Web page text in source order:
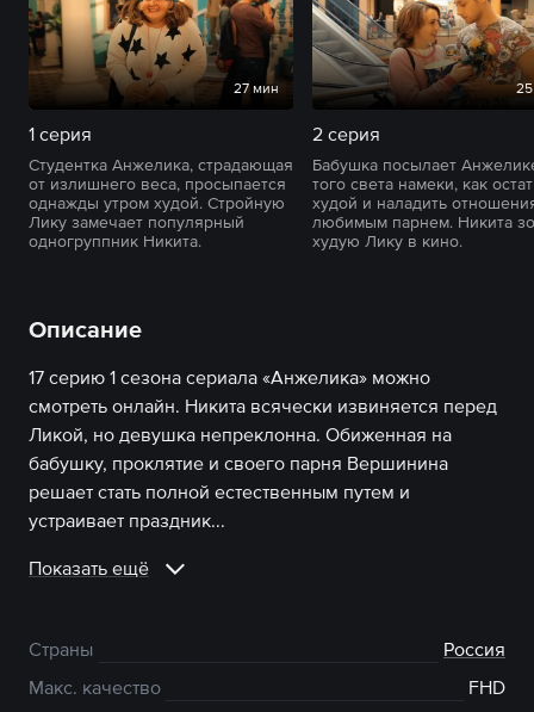
27 мин
1 серия
Студентка Анжелика, страдающая
от излишнего веса, просыпается
однажды утром худой. Стройную
Лику замечает популярный
одногруппник Никита.
2 серия
Бабушка посылает
того света намеки, как
худой и наладить
любимым парнем. Никита
худую Лику в кино.
Описание
17 серию 1 сезона сериала «Анжелика» можно
смотреть онлайн. Никита всячески извиняется перед
Ликой, но девушка непреклонна. Обиженная на
бабушку, проклятие и своего парня Вершинина
решает стать полной естественным путем и
устраивает праздник...
Показать ещё
Страны
Россия
Макс. качество
FHD